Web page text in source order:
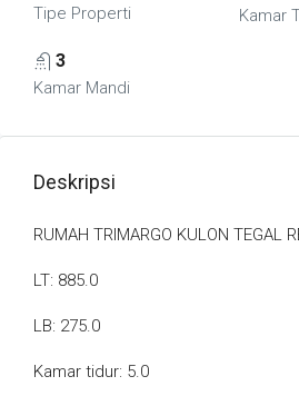
Tipe Properti Kamar
3
Kamar Mandi
Deskripsi
RUMAH TRIMARGO KULON TEGAL
LT: 885.0
LB: 275.0
Kamar tidur: 5.0